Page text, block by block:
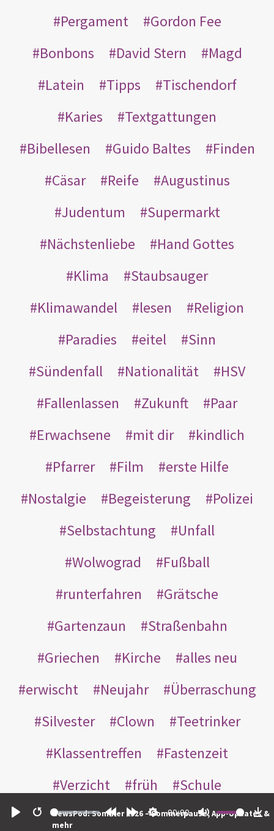
Restart
00:00
NewsPod: Sommer 2026 – Sommerpause, App-Updates &
mehr
Pergament
Gordon Fee
Bonbons
David Stern
Magd
Latein
Tipps
Tischendorf
Karies
Textgattungen
Bibellesen
Guido Baltes
Finden
Cäsar
Reife
Augustinus
Judentum
Supermarkt
Nächstenliebe
Hand Gottes
Klima
Staubsauger
Klimawandel
lesen
Religion
Paradies
eitel
Sinn
Sündenfall
Nationalität
HSV
Fallenlassen
Zukunft
Paar
Erwachsene
mit dir
kindlich
Pfarrer
Film
erste Hilfe
Nostalgie
Begeisterung
Polizei
Selbstachtung
Unfall
Wolwograd
Fußball
runterfahren
Grätsche
Gartenzaun
Straßenbahn
Griechen
Kirche
alles neu
erwischt
Neujahr
Überraschung
Silvester
Clown
Teetrinker
Klassentreffen
Fastenzeit
Verzicht
früh
Schule
Senioren
loben